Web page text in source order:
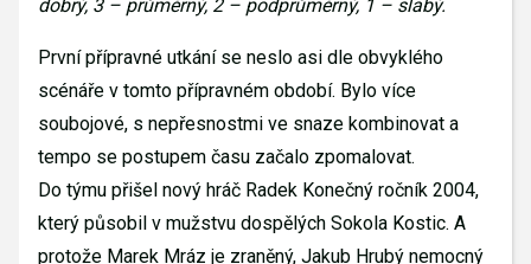
dobrý, 3 – průměrný, 2 – podprůměrný, 1 – slabý.
První přípravné utkání se neslo asi dle obvyklého
scénáře v tomto přípravném období. Bylo více
soubojové, s nepřesnostmi ve snaze kombinovat a
tempo se postupem času začalo zpomalovat.
Do týmu přišel nový hráč Radek Konečný ročník 2004,
který působil v mužstvu dospělých Sokola Kostic. A
protože Marek Mráz je zraněný, Jakub Hrubý nemocný